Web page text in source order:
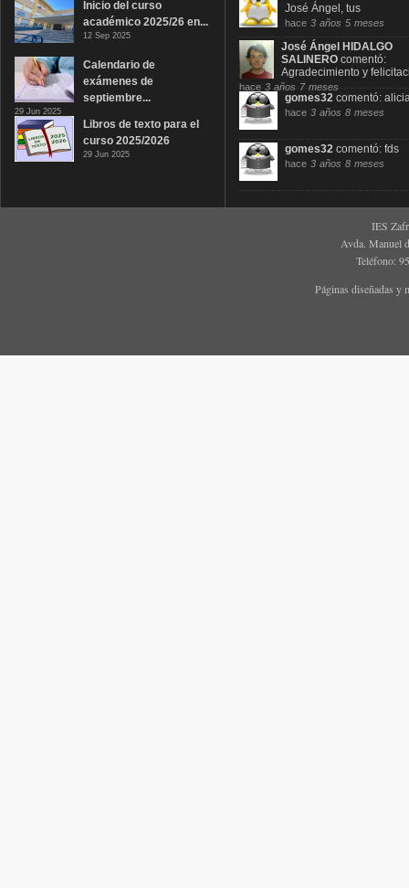
Inicio del curso
académico 2025/26 en...
12 Sep 2025
Calendario de
exámenes de
septiembre...
29 Jun 2025
Libros de texto para el
curso 2025/2026
29 Jun 2025
José Ángel, tus
hace 3 años 5 meses
José Ángel HIDALGO
SALINERO comentó:
Agradecimiento y
hace3 años 7 meses
gomes32 comentó:
hace 3 años 8 meses
gomes32 comentó: fds
hace 3 años 8 meses
IES
Avda. Manuel
Teléfono:
Páginas diseñadas y